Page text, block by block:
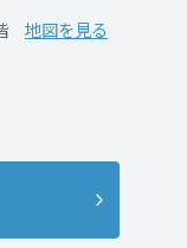
地図を見る
住替えや管